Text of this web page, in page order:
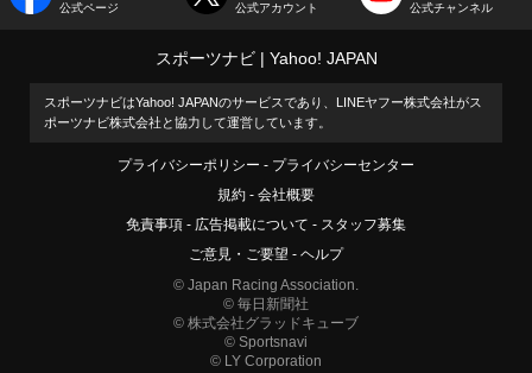
公式ページ
公式アカウント
公式チャンネル
スポーツナビ Yahoo! JAPAN
スポーツナビはYahoo! JAPANのサービスであり、LINEヤフー株式会社がス
ポーツナビ株式会社と協力して運営しています。
プライバシーポリシー
プライバシーセンター
規約
会社概要
免責事項
広告掲載について
スタッフ募集
ご意見・ご要望
ヘルプ
© Japan Racing Association.
© 毎日新聞社
© 株式会社グラッドキューブ
© Sportsnavi
© LY Corporation